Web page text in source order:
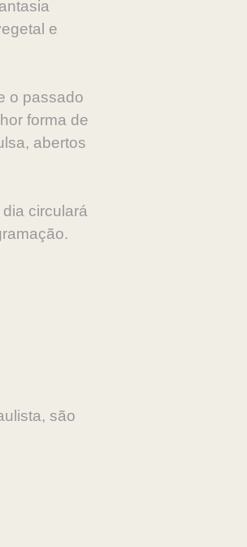
e
o passado
forma de
abertos
circulará
são